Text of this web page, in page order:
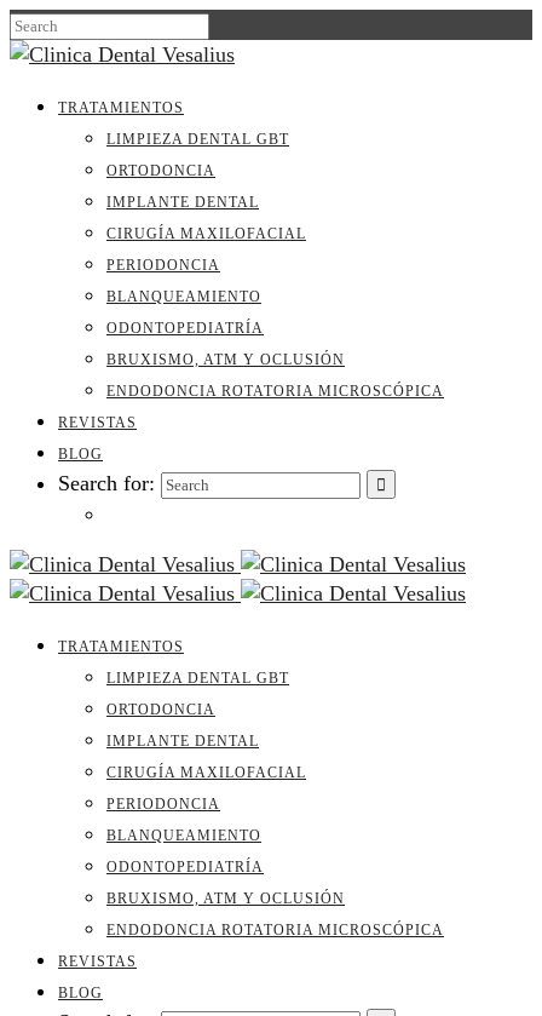
TRATAMIENTOS
LIMPIEZA DENTAL GBT
ORTODONCIA
IMPLANTE DENTAL
CIRUGÍA MAXILOFACIAL
PERIODONCIA
BLANQUEAMIENTO
ODONTOPEDIATRÍA
BRUXISMO, ATM Y OCLUSIÓN
ENDODONCIA ROTATORIA MICROSCÓPICA
REVISTAS
BLOG
Search for:
TRATAMIENTOS
LIMPIEZA DENTAL GBT
ORTODONCIA
IMPLANTE DENTAL
CIRUGÍA MAXILOFACIAL
PERIODONCIA
BLANQUEAMIENTO
ODONTOPEDIATRÍA
BRUXISMO, ATM Y OCLUSIÓN
ENDODONCIA ROTATORIA MICROSCÓPICA
REVISTAS
BLOG